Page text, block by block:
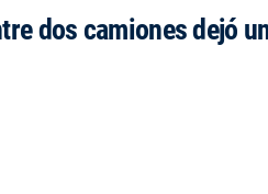
dos camiones dejó